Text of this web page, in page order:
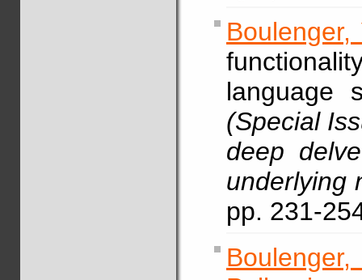
Boulenger,
language
(Special
deep
underlying
pp. 231-